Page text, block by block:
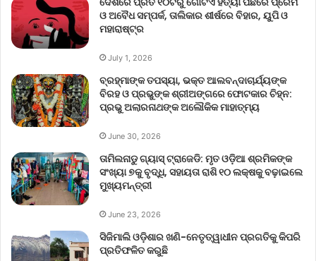
ଓ ଅବୈଧ ସମ୍ପର୍କ, ତାଲିକାର ଶୀର୍ଷରେ ବିହାର, ୟୁପି ଓ
ମହାରାଷ୍ଟ୍ର
July 1, 2026
ବ୍ରହ୍ମାଙ୍କ ତପସ୍ୟା, ଭକ୍ତ ଆଲବନ୍ଦାଚାର୍ଯ୍ୟଙ୍କ
ବିରହ ଓ ପ୍ରଭୁଙ୍କ ଶ୍ରୀଅଙ୍ଗରେ ଫୋଟକାର ଚିହ୍ନ:
ପ୍ରଭୁ ଅଲାରନାଥଙ୍କ ଅଲୌକିକ ମାହାତ୍ମ୍ୟ
June 30, 2026
ତାମିଲନାଡୁ ଗ୍ୟାସ୍ ଟ୍ରାଜେଡି: ମୃତ ଓଡ଼ିଆ ଶ୍ରମିକଙ୍କ
ସଂଖ୍ୟା ୭କୁ ବୃଦ୍ଧି, ସହାୟତା ରାଶି ୧୦ ଲକ୍ଷକୁ ବଢ଼ାଇଲେ
ମୁଖ୍ୟମନ୍ତ୍ରୀ
June 23, 2026
ସିଜିମାଲି ଓଡ଼ିଶାର ଖଣି-ନେତୃତ୍ୱାଧୀନ ପ୍ରଗତିକୁ କିପରି
ପ୍ରତିଫଳିତ କରୁଛି